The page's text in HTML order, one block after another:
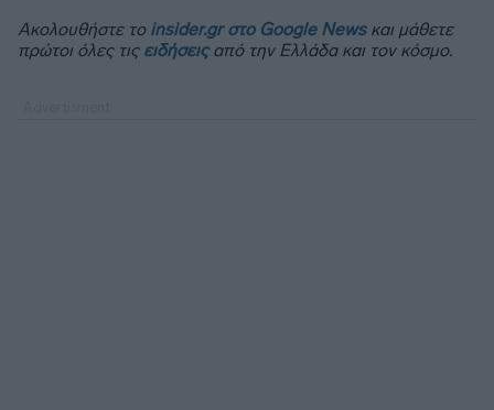
Ακολουθήστε το insider.gr στο Google Newsκαι μάθετε
πρώτοι όλες τις ειδήσειςαπό την Ελλάδα και τον κόσμο.